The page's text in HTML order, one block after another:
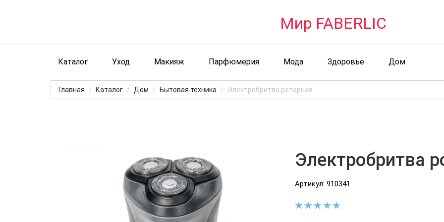
Мир FABERLIC
Каталог Уход Макияж Парфюмерия Мода Здоровье Дом
Главная Каталог Дом Бытовая техника Электробритва роторная
Электробритва
Артикул: 910341